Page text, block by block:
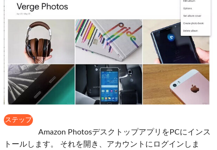
ステップ
Amazon PhotosデスクトップアプリをPCにインス
トールします。 それを開き、アカウントにログインしま